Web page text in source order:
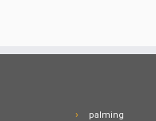
palming